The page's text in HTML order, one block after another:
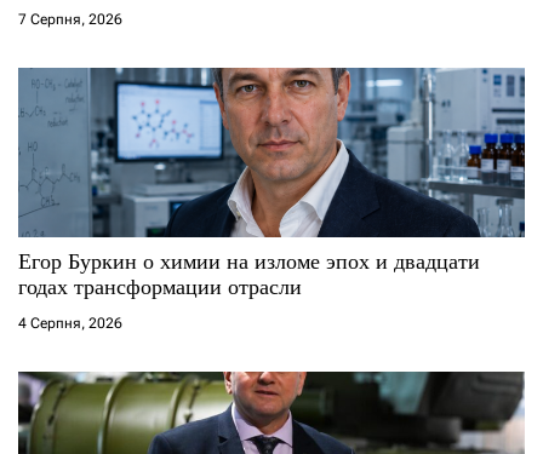
7 Серпня, 2026
Егор Буркин о химии на изломе эпох и двадцати
годах трансформации отрасли
4 Серпня, 2026